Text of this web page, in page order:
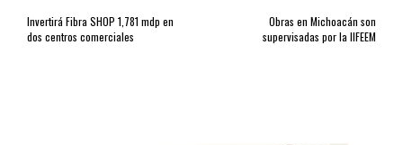
Invertirá Fibra SHOP 1,781 mdp en
dos centros comerciales
Obras en Michoacán son
supervisadas por la IIFEEM